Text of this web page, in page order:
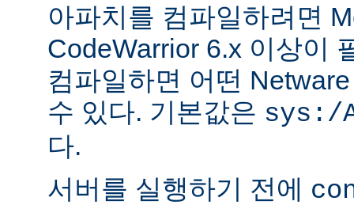
아파치를 컴파일하려면
CodeWarrior 6.x 이상이
컴파일하면 어떤
수 있다. 기본값은 sys:/
다.
서버를 실행하기 전에